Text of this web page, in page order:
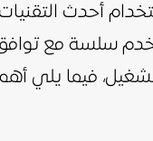
أحدث
سلسة مع
فيما يلي